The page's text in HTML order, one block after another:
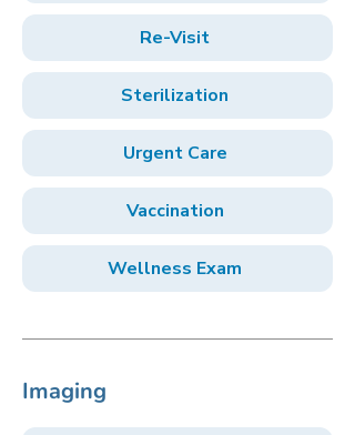
Re-Visit
Sterilization
Urgent Care
Vaccination
Wellness Exam
Imaging